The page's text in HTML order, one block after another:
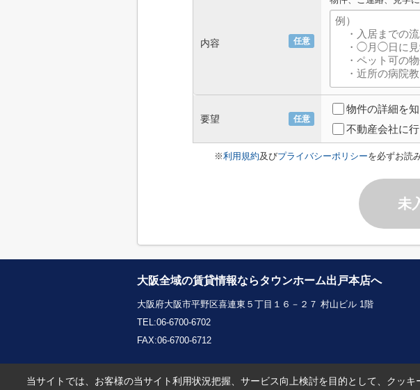
内容 任意
要望 任意
物件の詳細を
不動産会社に
※利用規約及びプライバシーポリシーを必ずお読
未
大阪全域の賃貸情報ならタウンホーム出戸本店へ
大阪府大阪市平野区喜連東５丁目１６－２７ 村山ビル 1階
TEL:06-6700-6702
FAX:06-6700-6712
当サイトでは、お客様の当サイト利用状況把握、サービス向上検討を目的として、クッキ